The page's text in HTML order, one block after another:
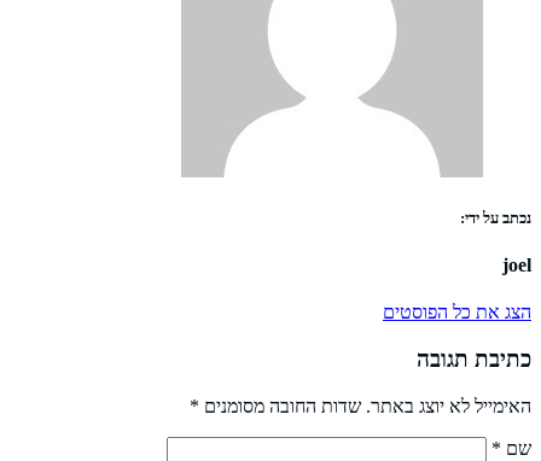
נכתב על ידי:
joel
הצג את כל הפוסטים
כתיבת תגובה
האימייל לא יוצג באתר. שדות החובה מסומנים *
שם *